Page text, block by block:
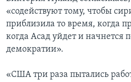
«содействуют тому, чтобы
приблизила то время, когда
когда Асад уйдет и начнется
демократии».
«США три раза пытались